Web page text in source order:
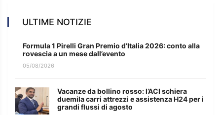
ULTIME NOTIZIE
Formula 1 Pirelli Gran Premio d’Italia 2026: conto alla
rovescia a un mese dall’evento
05/08/2026
Vacanze da bollino rosso: l’ACI schiera
duemila carri attrezzi e assistenza H24 per i
grandi flussi di agosto